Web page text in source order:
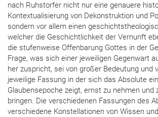
nach Ruhstorfer nicht nur eine genauere
Kontextualisierung von Dekonstruktion und
sondern vor allem einen
welcher die Geschichtlichkeit der Vernunft
die stufenweise Offenbarung Gottes in der
Frage, was sich einer jeweiligen Gegenwart
her zuspricht, sei von großer Bedeutung und
jeweilige Fassung in der sich das Absolute
Glaubensepoche zeigt, ernst zu nehmen und
bringen. Die verschiedenen Fassungen des
verschiedene Konstellationen von Wissen